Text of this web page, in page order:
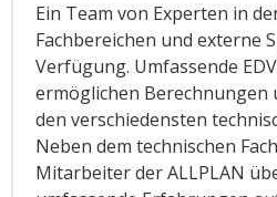
Ein Team von Experten in
Fachbereichen und externe
Verfügung. Umfassende
ermöglichen Berechnungen
den verschiedensten
Neben dem technischen
Mitarbeiter der ALLPLAN